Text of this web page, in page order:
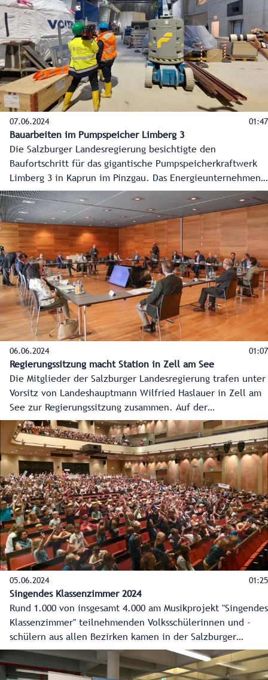
Gemeindeausgleichsfonds fördert dieses Zukunftsprojekt
mit 13,8 Millionen Euro.
07.06.2024 01:47
Bauarbeiten im Pumpspeicher Limberg 3
Die Salzburger Landesregierung besichtigte den
Baufortschritt für das gigantische Pumpspeicherkraftwerk
Limberg 3 in Kaprun im Pinzgau. Das Energieunternehmen
Verbund investiert dafür bis zur geplanten Inbetriebnahme
2025 insgesamt 572 Millionen Euro.
06.06.2024 01:07
Regierungssitzung macht Station in Zell am See
Die Mitglieder der Salzburger Landesregierung trafen unter
Vorsitz von Landeshauptmann Wilfried Haslauer in Zell am
See zur Regierungssitzung zusammen. Auf der
Tagesordnung standen mit dem Wiederaufbau der
Pinzgaubahn, der Ski-WM 2025 in Saalbach-Hinterglemm
und der aktuellen Wolfproblematik Themen mit großer
Bedeutung für die Region.
05.06.2024 01:25
Singendes Klassenzimmer 2024
Rund 1.000 von insgesamt 4.000 am Musikprojekt "Singendes
Klassenzimmer" teilnehmenden Volksschülerinnen und -
schülern aus allen Bezirken kamen in der Salzburger
Altstadt zum großen Abschlussfest zusammen.